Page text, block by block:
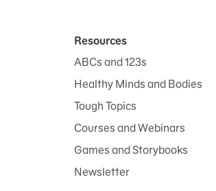
Resources
ABCs and 123s
Healthy Minds and Bodies
Tough Topics
Courses and Webinars
Games and Storybooks
Newsletter